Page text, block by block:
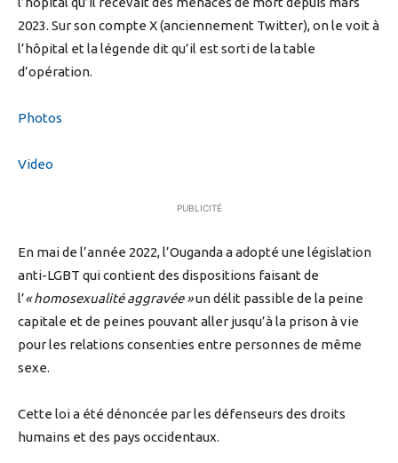
2023. Sur son compte X (anciennement Twitter), on le voit à
l’hôpital et la légende dit qu’il est sorti de la table
d’opération.
Photos
Video
PUBLICITÉ
En mai de l’année 2022, l’Ouganda a adopté une législation
anti-LGBT qui contient des dispositions faisant de
l’« homosexualité aggravée »un délit passible de la peine
capitale et de peines pouvant aller jusqu’à la prison à vie
pour les relations consenties entre personnes de même
sexe.
Cette loi a été dénoncée par les défenseurs des droits
humains et des pays occidentaux.